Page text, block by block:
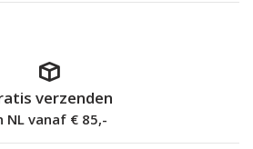
verzenden
NL vanaf € 85,-